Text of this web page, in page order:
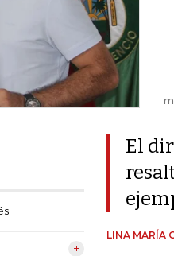
El
LINA MARÍA